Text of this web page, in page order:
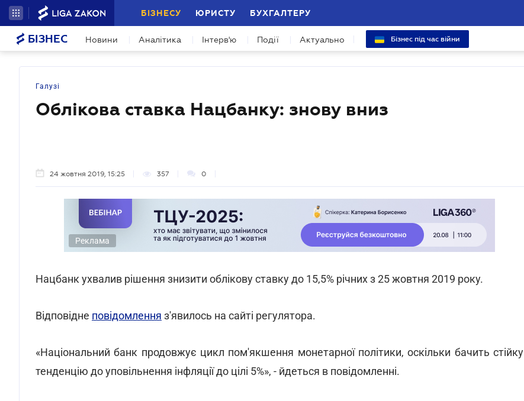
БІЗНЕСУ ЮРИСТУ БУХГАЛТЕРУ
БІЗНЕС Новини Аналітика Інтерв'ю Події Актуально Бізнес під час війни
Галузі
Облікова ставка Нацбанку: знову вниз
24 жовтня 2019, 15:25 357 0
Реклама
Нацбанк ухвалив рішення знизити облікову ставку до 15,5% річних з 25 жовтня 2019 року.
Відповідне повідомлення з'явилось на сайті регулятора.
«Національний банк продовжує цикл пом'якшення монетарної політики, оскільки бачить стійку
тенденцію до уповільнення інфляції до цілі 5%», - йдеться в повідомленні.